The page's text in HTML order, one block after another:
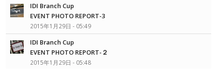
IDI Branch Cup
EVENT PHOTO REPORT-3
2015年1月29日 - 05:49
IDI Branch Cup
EVENT PHOTO REPORT-２
2015年1月29日 - 05:48